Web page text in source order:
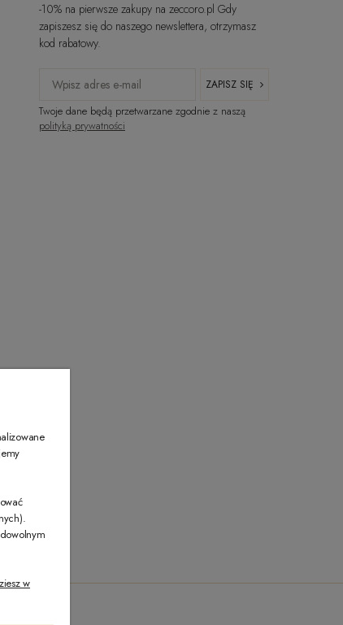
-10% na pierwsze zakupy na zeccoro.pl Gdy
zapiszesz się do naszego newslettera, otrzymasz
kod rabatowy.
ZAPISZ SIĘ
Twoje dane będą przetwarzane zgodnie z naszą
polityką prywatności
w